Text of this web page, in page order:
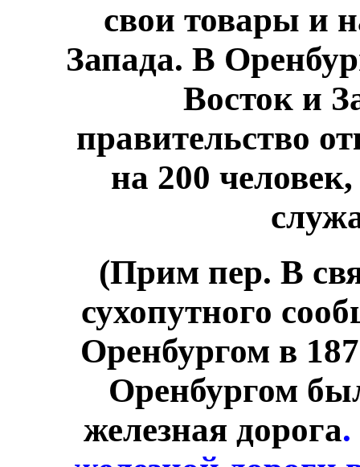
свои товары и
Запада. В
Восток и
правительство
на 200
(Прим пер. В
сухопутного
Оренбургом в
Оренбургом
железная дорога